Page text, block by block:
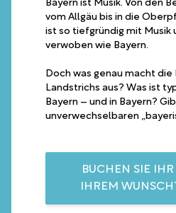
Bayern ist Musik. Von den
vom Allgäu bis in die
ist so tiefgründig mit Musik
verwoben wie Bayern.
Doch was genau macht die
Landstrichs aus? Was ist
Bayern – und in Bayern?
unverwechselbaren
BUCHEN SIE
IHREM